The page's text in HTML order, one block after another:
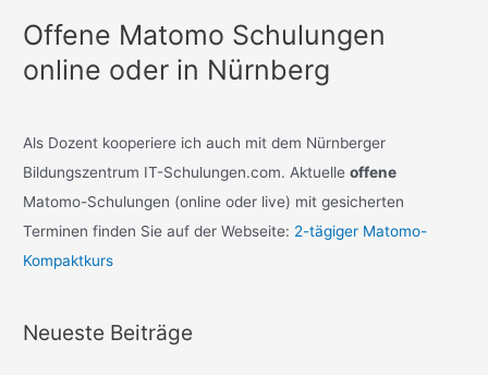
h
n
a
c
h
:
Offene Matomo Schulungen
online oder in Nürnberg
Als Dozent kooperiere ich auch mit dem Nürnberger
Bildungszentrum IT-Schulungen.com. Aktuelleoffene
Matomo-Schulungen (online oder live) mit gesicherten
Terminen finden Sie auf der Webseite: 2-tägiger Matomo-
Kompaktkurs
Neueste Beiträge